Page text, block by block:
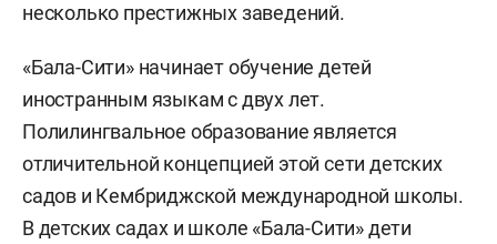
несколько престижных заведений.
«Бала-Сити» начинает обучение детей
иностранным языкам с двух лет.
Полилингвальное образование является
отличительной концепцией этой сети детских
садов и Кембриджской международной школы.
В детских садах и школе «Бала-Сити» дети